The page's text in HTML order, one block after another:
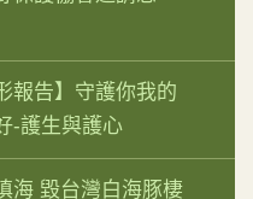
報告】守護你我的
-護生與護心
海 毀台灣白海豚棲